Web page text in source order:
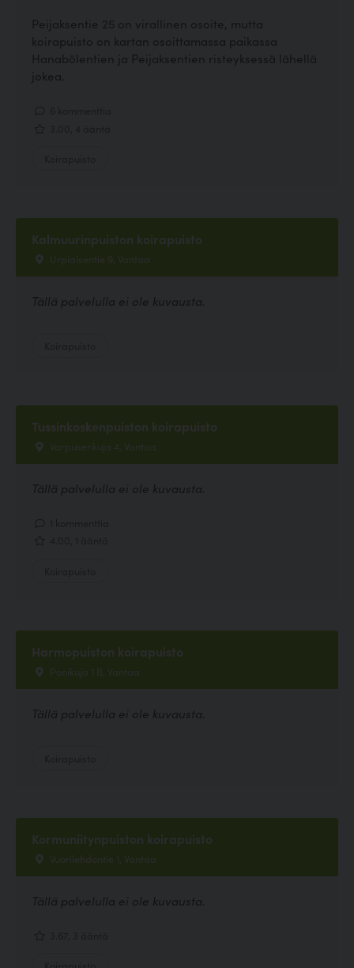
Peijaksentie 25 on virallinen osoite, mutta
koirapuisto on kartan osoittamassa paikassa
Hanabölentien ja Peijaksentien risteyksessä lähellä
jokea.
Kalmuurinpuiston koirapuisto
Urpiaisentie 9, Vantaa
Tällä palvelulla ei ole kuvausta.
Tussinkoskenpuiston koirapuisto
Varpusenkuja 4, Vantaa
Tällä palvelulla ei ole kuvausta.
Harmopuiston koirapuisto
Ponikuja 1 B, Vantaa
Tällä palvelulla ei ole kuvausta.
Kormuniitynpuiston koirapuisto
Vuorilehdontie 1, Vantaa
Tällä palvelulla ei ole kuvausta.